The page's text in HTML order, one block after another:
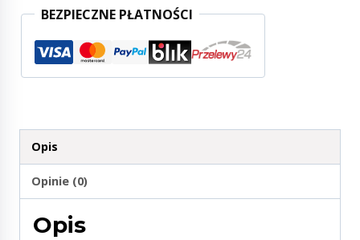
BEZPIECZNE PŁATNOŚCI
Opis
Opinie (0)
Opis